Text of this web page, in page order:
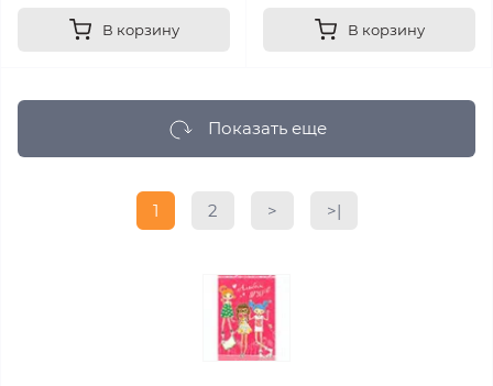
В корзину В корзину
Показать еще
1 2 > >|